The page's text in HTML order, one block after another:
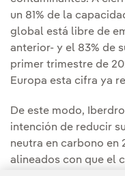
un 81% de la
global está libre de
anterior- y el 83% de
primer trimestre de
Europa esta cifra ya
De este modo,
intención de reducir
neutra en carbono en
alineados con que el